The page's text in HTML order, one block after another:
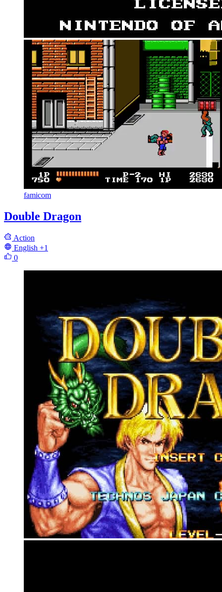
famicom
Double Dragon
Action
English +1
0